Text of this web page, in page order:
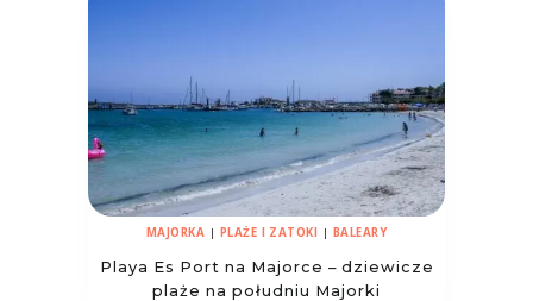
MAJORKA | PLAŻE I ZATOKI | BALEARY
Playa Es Port na Majorce – dziewicze
plaże na południu Majorki